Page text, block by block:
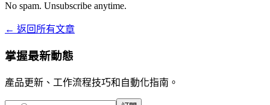
No spam. Unsubscribe anytime.
← 返回所有文章
掌握最新動態
產品更新、工作流程技巧和自動化指南。